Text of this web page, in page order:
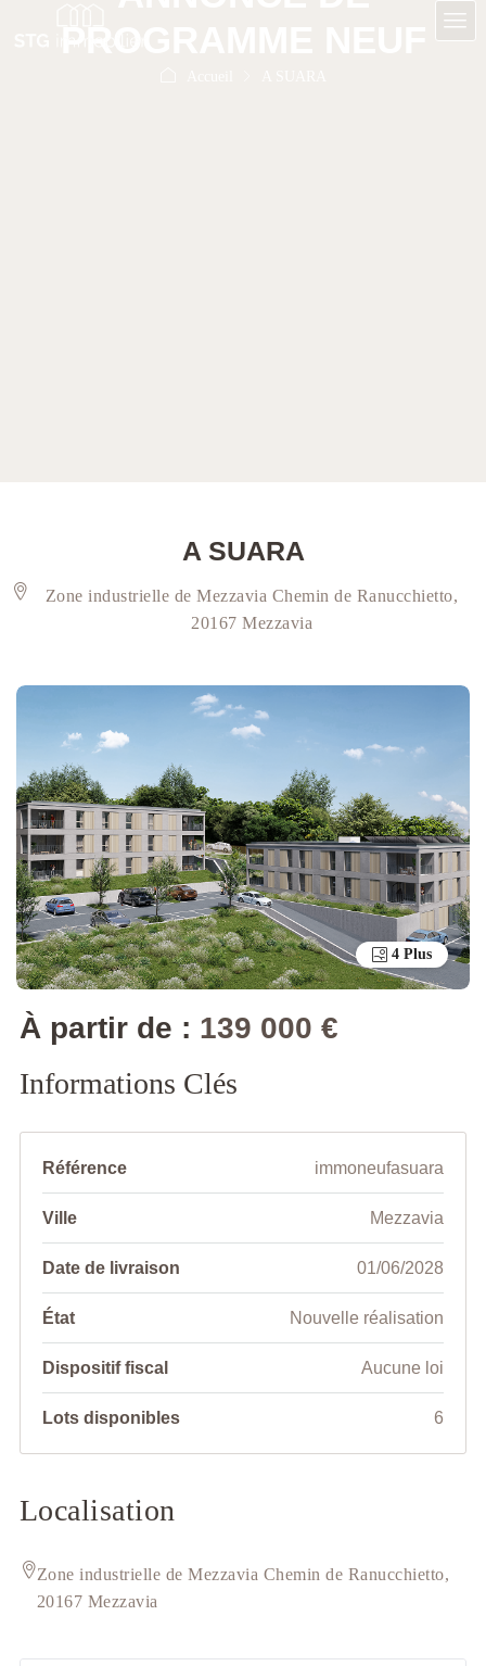
A SUARA
Zone industrielle de Mezzavia Chemin de Ranucchietto,
20167 Mezzavia
4 Plus
À partir de : 139 000 €
Informations Clés
Référence immoneufasuara
Ville Mezzavia
Date de livraison 01/06/2028
État Nouvelle réalisation
Dispositif fiscal Aucune loi
Lots disponibles 6
Localisation
Zone industrielle de Mezzavia Chemin de Ranucchietto,
20167 Mezzavia